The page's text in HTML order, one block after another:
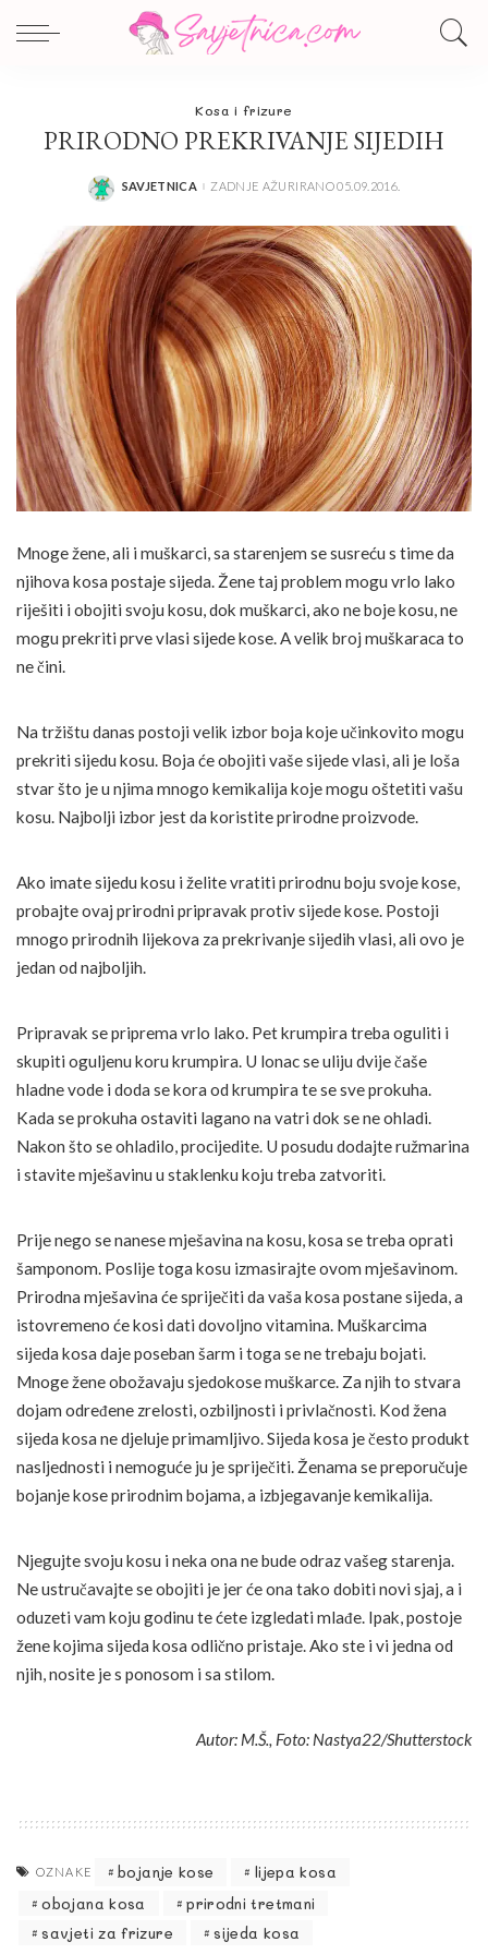
Kosa i frizure
PRIRODNO PREKRIVANJE SIJEDIH
POSTED
SAVJETNICA ZADNJE AŽURIRANO 05.09.2016.
Mnoge žene, ali i muškarci, sa starenjem se susreću s time da
njihova kosa postaje sijeda. Žene taj problem mogu vrlo lako
riješiti i obojiti svoju kosu, dok muškarci, ako ne boje kosu, ne
mogu prekriti prve vlasi sijede kose. A velik broj muškaraca to
ne čini.
Na tržištu danas postoji velik izbor boja koje učinkovito mogu
prekriti sijedu kosu. Boja će obojiti vaše sijede vlasi, ali je loša
stvar što je u njima mnogo kemikalija koje mogu oštetiti vašu
kosu. Najbolji izbor jest da koristite prirodne proizvode.
Ako imate sijedu kosu i želite vratiti prirodnu boju svoje kose,
probajte ovaj prirodni pripravak protiv sijede kose. Postoji
mnogo prirodnih lijekova za prekrivanje sijedih vlasi, ali ovo je
jedan od najboljih.
Pripravak se priprema vrlo lako. Pet krumpira treba oguliti i
skupiti oguljenu koru krumpira. U lonac se uliju dvije čaše
hladne vode i doda se kora od krumpira te se sve prokuha.
Kada se prokuha ostaviti lagano na vatri dok se ne ohladi.
Nakon što se ohladilo, procijedite. U posudu dodajte ružmarina
i stavite mješavinu u staklenku koju treba zatvoriti.
Prije nego se nanese mješavina na kosu, kosa se treba oprati
šamponom. Poslije toga kosu izmasirajte ovom mješavinom.
Prirodna mješavina će spriječiti da vaša kosa postane sijeda, a
istovremeno će kosi dati dovoljno vitamina. Muškarcima
sijeda kosa daje poseban šarm i toga se ne trebaju bojati.
Mnoge žene obožavaju sjedokose muškarce. Za njih to stvara
dojam određene zrelosti, ozbiljnosti i privlačnosti. Kod žena
sijeda kosa ne djeluje primamljivo. Sijeda kosa je često produkt
nasljednosti i nemoguće ju je spriječiti. Ženama se preporučuje
bojanje kose prirodnim bojama, a izbjegavanje kemikalija.
Njegujte svoju kosu i neka ona ne bude odraz vašeg starenja.
Ne ustručavajte se obojiti je jer će ona tako dobiti novi sjaj, a i
oduzeti vam koju godinu te ćete izgledati mlađe. Ipak, postoje
žene kojima sijeda kosa odlično pristaje. Ako ste i vi jedna od
njih, nosite je s ponosom i sa stilom.
Autor: M.Š., Foto: Nastya22/Shutterstock
OZNAKE bojanje kose
lijepa kosa
obojana kosa
prirodni tretmani
savjeti za frizure
sijeda kosa